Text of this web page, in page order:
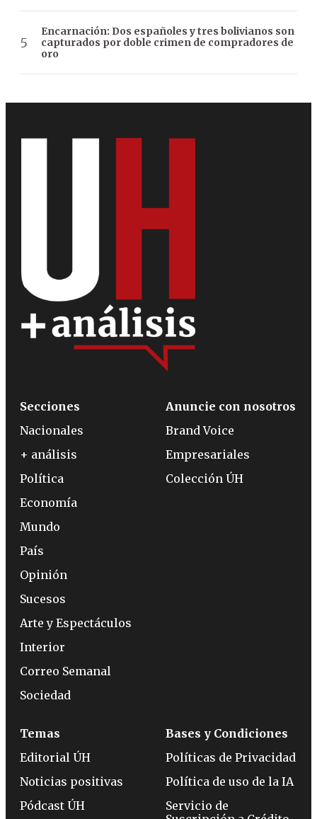
Encarnación: Dos españoles y tres bolivianos son
capturados por doble crimen de compradores de
oro
Secciones
Nacionales
+ análisis
Política
Economía
Mundo
País
Opinión
Sucesos
Arte y Espectáculos
Interior
Correo Semanal
Sociedad
Anuncie con nosotros
Brand Voice
Empresariales
Colección ÚH
Temas
Editorial ÚH
Noticias positivas
Pódcast ÚH
Bases y Condiciones
Políticas de Privacidad
Política de uso de la IA
Servicio de